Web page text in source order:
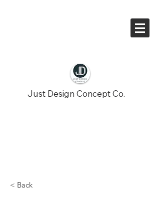
Just Design Concept Co.
< Back